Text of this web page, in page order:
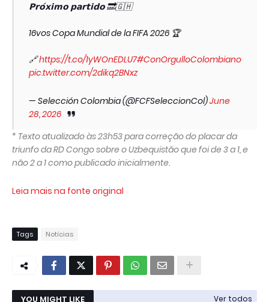
𝗣𝗿𝗼́𝘅𝗶𝗺𝗼 𝗽𝗮𝗿𝘁𝗶𝗱𝗼 🔜🇬🇭
16vos Copa Mundial de la FIFA 2026 🏆
🔗https://t.co/1yWOnEDLU7#ConOrgulloColombiano
pic.twitter.com/2dikq2BNxz
— Selección Colombia (@FCFSeleccionCol)June
28, 2026
* Texto atualizado às 23h53 para correção do placar da
triunfo da RD Congo sobre o Uzbequistão que foi de 3 a 1, e
não 2 a 1 como publicado inicialmente.
Leia mais na fonte original
Tags Notícias
YOU MIGHT LIKE Ver todos